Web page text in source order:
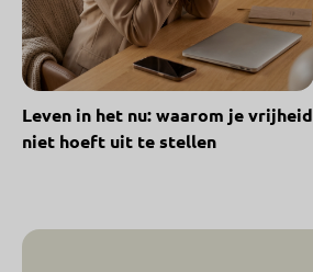
Leven in het nu: waarom je vrijheid
niet hoeft uit te stellen